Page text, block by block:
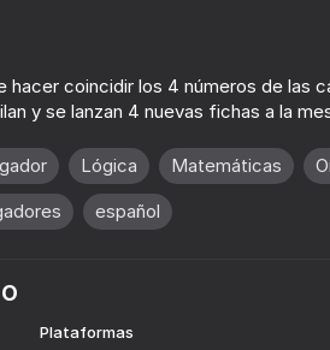
65
Bitcube 2048
Stick Street Fighter
hacer coincidir los 4 números de las
y se lanzan 4 nuevas fichas a la
Lógica Matemáticas
español
Plataformas